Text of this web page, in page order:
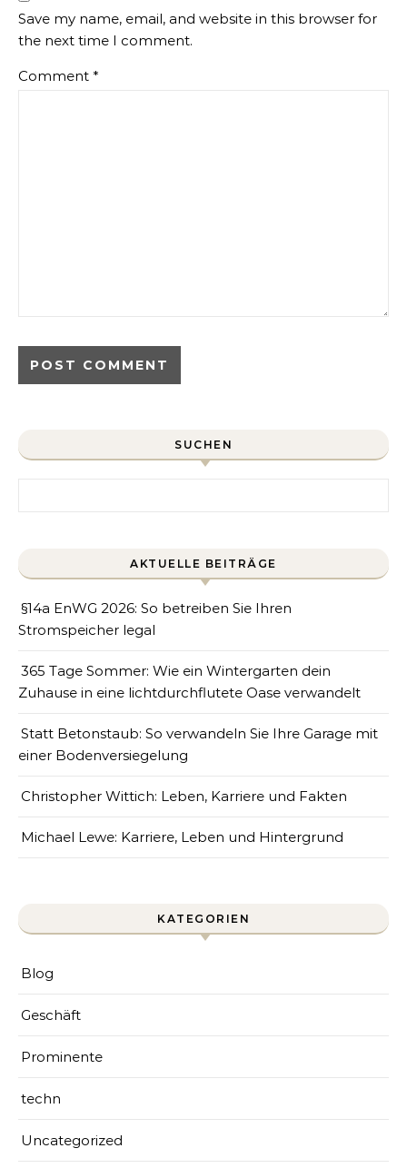
Save my name, email, and website in this browser for
the next time I comment.
Comment *
SUCHEN
AKTUELLE BEITRÄGE
§14a EnWG 2026: So betreiben Sie Ihren
Stromspeicher legal
365 Tage Sommer: Wie ein Wintergarten dein
Zuhause in eine lichtdurchflutete Oase verwandelt
Statt Betonstaub: So verwandeln Sie Ihre Garage mit
einer Bodenversiegelung
Christopher Wittich: Leben, Karriere und Fakten
Michael Lewe: Karriere, Leben und Hintergrund
KATEGORIEN
Blog
Geschäft
Prominente
techn
Uncategorized